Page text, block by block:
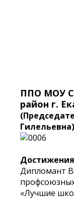
ППО МОУ
район г.
Гилельевна)
Дипломант
«Лучшие